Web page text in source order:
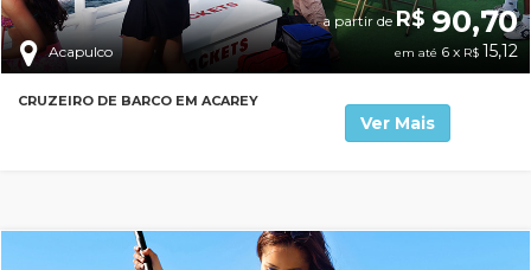
a partir deR$90,70
em até 6 x R$ 15,12
Acapulco
CRUZEIRO DE BARCO EM ACAREY
Ver Mais